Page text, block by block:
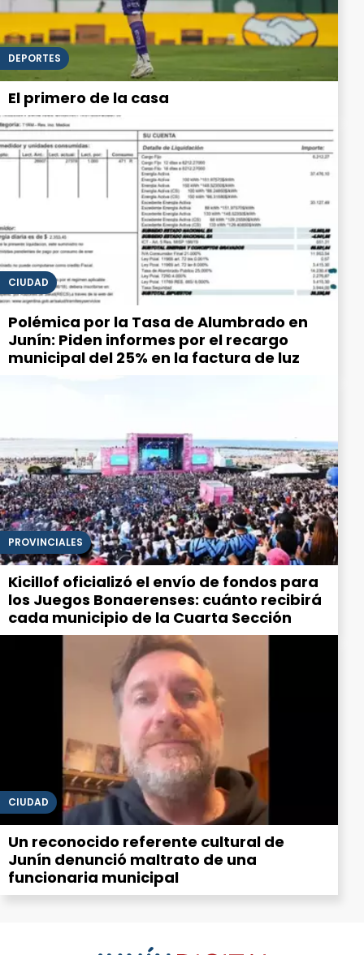
DEPORTES
El primero de la casa
CIUDAD
Polémica por la Tasa de Alumbrado en
Junín: Piden informes por el recargo
municipal del 25% en la factura de luz
PROVINCIALES
Kicillof oficializó el envío de fondos para
los Juegos Bonaerenses: cuánto recibirá
cada municipio de la Cuarta Sección
CIUDAD
Un reconocido referente cultural de
Junín denunció maltrato de una
funcionaria municipal